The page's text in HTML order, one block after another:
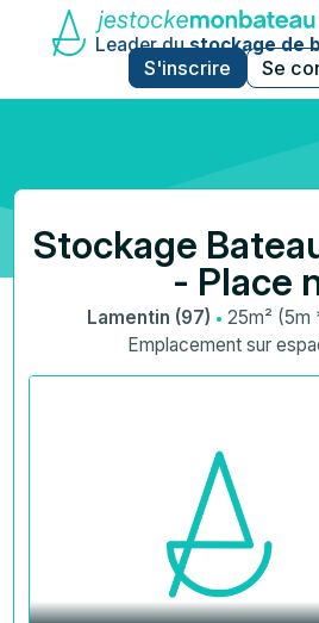
Leader dustockage de
S'inscrire Se
Stockage
- Place
Lamentin (97) · 25m² (5m
Emplacement sur